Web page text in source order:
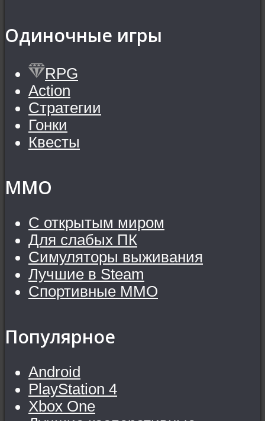
Одиночные игры
RPG
Action
Стратегии
Гонки
Квесты
MMO
С открытым миром
Для слабых ПК
Симуляторы выживания
Лучшие в Steam
Спортивные MMO
Популярное
Android
PlayStation 4
Xbox One